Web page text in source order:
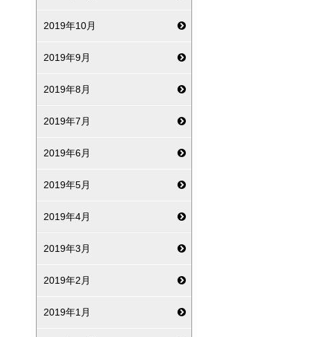
2019年10月
2019年9月
2019年8月
2019年7月
2019年6月
2019年5月
2019年4月
2019年3月
2019年2月
2019年1月